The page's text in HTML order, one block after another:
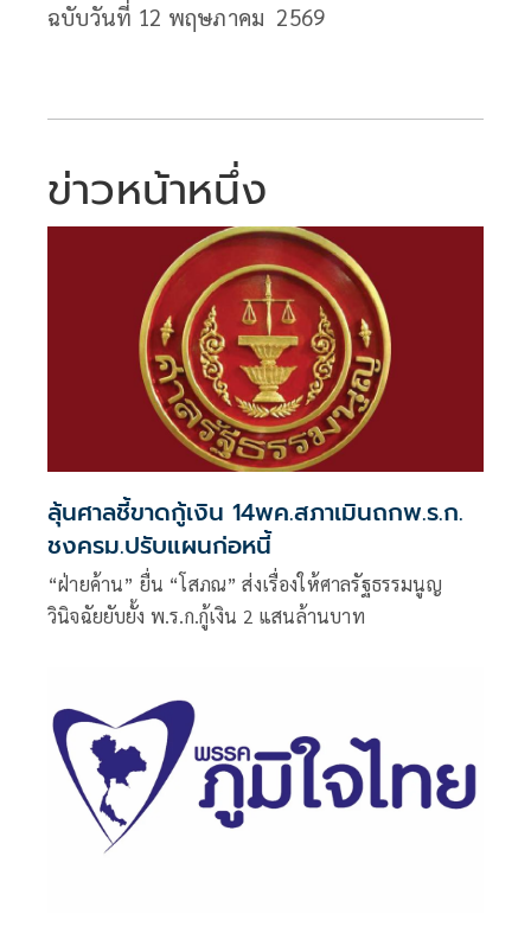
ฉบับวันที่ 12 พฤษภาคม 2569
ข่าวหน้าหนึ่ง
ลุ้นศาลชี้ขาดกู้เงิน 14พค.สภาเมินถกพ.ร.ก.
ชงครม.ปรับแผนก่อหนี้
“ฝ่ายค้าน” ยื่น “โสภณ” ส่งเรื่องให้ศาลรัฐธรรมนูญ
วินิจฉัยยับยั้ง พ.ร.ก.กู้เงิน 2 แสนล้านบาท